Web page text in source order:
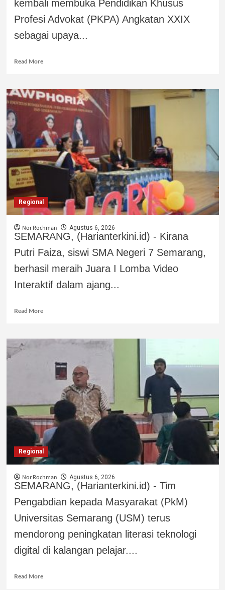
kembali membuka Pendidikan Khusus
Profesi Advokat (PKPA) Angkatan XXIX
sebagai upaya...
Read More
Regional
Nor Rochman Agustus 6, 2026
SEMARANG, (Harianterkini.id) - Kirana
Putri Faiza, siswi SMA Negeri 7 Semarang,
berhasil meraih Juara I Lomba Video
Interaktif dalam ajang...
Read More
Regional
Nor Rochman Agustus 6, 2026
SEMARANG, (Harianterkini.id) - Tim
Pengabdian kepada Masyarakat (PkM)
Universitas Semarang (USM) terus
mendorong peningkatan literasi teknologi
digital di kalangan pelajar....
Read More